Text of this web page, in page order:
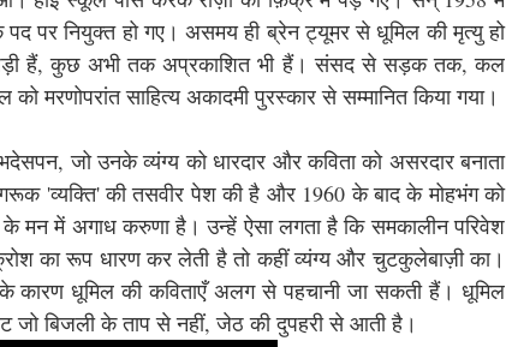
पर नियुक्त हो गए। असमय ही ब्रेन ट्यूमर से धूमिल की मृत्यु हो
पड़ी हैं, कुछ अभी तक अप्रकाशित भी हैं। संसद से सड़क तक, कल
साहित्य अकादमी पुरस्कार से सम्मानित किया गया।
जो उनके व्यंग्य को धारदार और कविता को असरदार बनाता
'व्यक्ति' की तसवीर पेश की है और 1960 के बाद के मोहभंग को
के मन में अगाध करुणा है। उन्हें ऐसा लगता है कि समकालीन परिवेश
का रूप धारण कर लेती है तो कहीं व्यंग्य और चुटकुलेबाज़ी का।
कारण धूमिल की कविताएँ अलग से पहचानी जा सकती हैं। धूमिल
जो बिजली के ताप से नहीं, जेठ की दुपहरी से आती है।